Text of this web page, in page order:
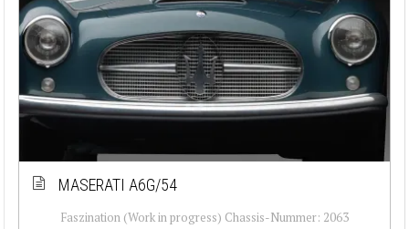
MASERATI A6G/54
Faszination (Work in progress) Chassis-Nummer: 2063